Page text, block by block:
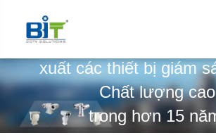
Chuyên thiết kế, kỹ
xuất các thiết bị giám
Chất lượng cao
trong hơn 15